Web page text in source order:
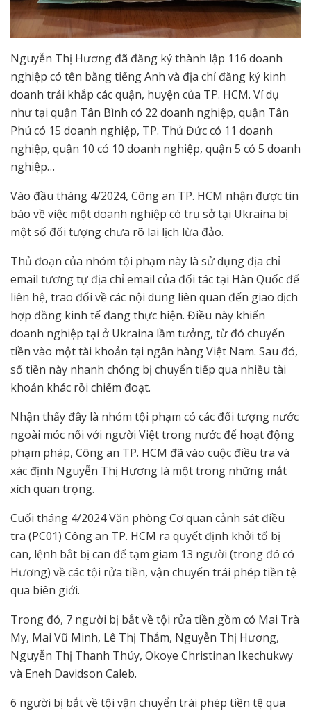
Nguyễn Thị Hương đã đăng ký thành lập 116 doanh
nghiệp có tên bằng tiếng Anh và địa chỉ đăng ký kinh
doanh trải khắp các quận, huyện của TP. HCM. Ví dụ
như tại quận Tân Bình có 22 doanh nghiệp, quận Tân
Phú có 15 doanh nghiệp, TP. Thủ Đức có 11 doanh
nghiệp, quận 10 có 10 doanh nghiệp, quận 5 có 5 doanh
nghiệp…
Vào đầu tháng 4/2024, Công an TP. HCM nhận được tin
báo về việc một doanh nghiệp có trụ sở tại Ukraina bị
một số đối tượng chưa rõ lai lịch lừa đảo.
Thủ đoạn của nhóm tội phạm này là sử dụng địa chỉ
email tương tự địa chỉ email của đối tác tại Hàn Quốc để
liên hệ, trao đổi về các nội dung liên quan đến giao dịch
hợp đồng kinh tế đang thực hiện. Điều này khiến
doanh nghiệp tại ở Ukraina lầm tưởng, từ đó chuyển
tiền vào một tài khoản tại ngân hàng Việt Nam. Sau đó,
số tiền này nhanh chóng bị chuyển tiếp qua nhiều tài
khoản khác rồi chiếm đoạt.
Nhận thấy đây là nhóm tội phạm có các đối tượng nước
ngoài móc nối với người Việt trong nước để hoạt động
phạm pháp, Công an TP. HCM đã vào cuộc điều tra và
xác định Nguyễn Thị Hương là một trong những mắt
xích quan trọng.
Cuối tháng 4/2024 Văn phòng Cơ quan cảnh sát điều
tra (PC01) Công an TP. HCM ra quyết định khởi tố bị
can, lệnh bắt bị can để tạm giam 13 người (trong đó có
Hương) về các tội rửa tiền, vận chuyển trái phép tiền tệ
qua biên giới.
Trong đó, 7 người bị bắt về tội rửa tiền gồm có Mai Trà
My, Mai Vũ Minh, Lê Thị Thắm, Nguyễn Thị Hương,
Nguyễn Thị Thanh Thúy, Okoye Christinan Ikechukwy
và Eneh Davidson Caleb.
6 người bị bắt về tội vận chuyển trái phép tiền tệ qua